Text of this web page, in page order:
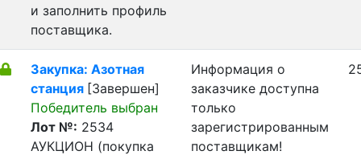
и заполнить профиль
поставщика.
Закупка: Азотная
станция [Завершен]
Победитель выбран
Лот №: 2534
АУКЦИОН (покупка
Информация о
заказчике доступна
только
зарегистрированным
поставщикам!